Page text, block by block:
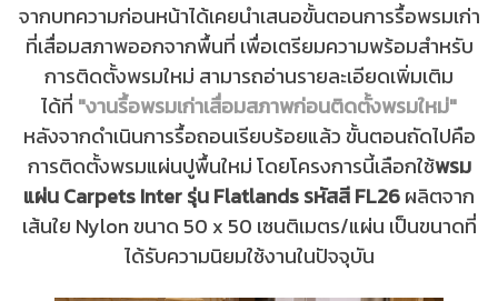
จากบทความก่อนหน้าได้เคยนำเสนอขั้นตอนการรื้อพรมเก่า
ที่เสื่อมสภาพออกจากพื้นที่ เพื่อเตรียมความพร้อมสำหรับ
การติดตั้งพรมใหม่ สามารถอ่านรายละเอียดเพิ่มเติม
ได้ที่ "งานรื้อพรมเก่าเสื่อมสภาพก่อนติดตั้งพรมใหม่"
หลังจากดำเนินการรื้อถอนเรียบร้อยแล้ว ขั้นตอนถัดไปคือ
การติดตั้งพรมแผ่นปูพื้นใหม่ โดยโครงการนี้เลือกใช้พรม
แผ่น Carpets Inter รุ่น Flatlands รหัสสี FL26ผลิตจาก
เส้นใย Nylon ขนาด 50 x 50 เซนติเมตร/แผ่น เป็นขนาดที่
ได้รับความนิยมใช้งานในปัจจุบัน